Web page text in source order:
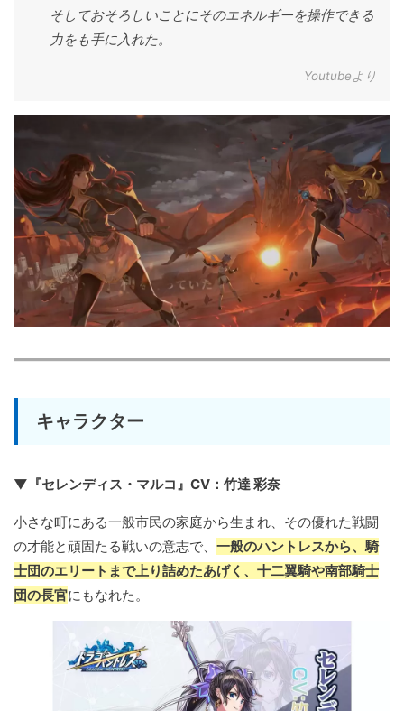
そしておそろしいことにそのエネルギーを操作できる
力をも手に入れた。
Youtubeより
キャラクター
▼『セレンディス・マルコ』CV：竹達 彩奈
小さな町にある一般市民の家庭から生まれ、その優れた戦闘
の才能と頑固たる戦いの意志で、 一般のハントレスから、騎
士団のエリートまで上り詰めたあげく、十二翼騎や南部騎士
団の長官にもなれた。